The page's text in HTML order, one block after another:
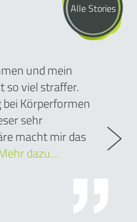
Alle Stories
und mein
so viel straffer.
bei Körperformen
sehr
macht mir das
dazu…